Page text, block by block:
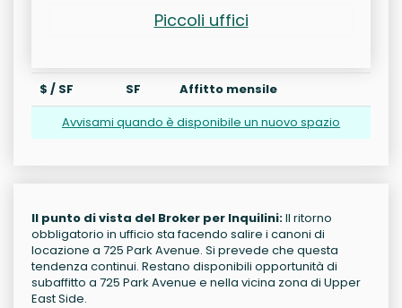
Piccoli uffici
$ / SF SF
Affitto mensile
Avvisami quando è disponibile un nuovo spazio
Il punto di vista del Broker per Inquilini:Il ritorno
obbligatorio in ufficio sta facendo salire i canoni di
locazione a 725 Park Avenue. Si prevede che questa
tendenza continui. Restano disponibili opportunità di
subaffitto a 725 Park Avenue e nella vicina zona di Upper
East Side.